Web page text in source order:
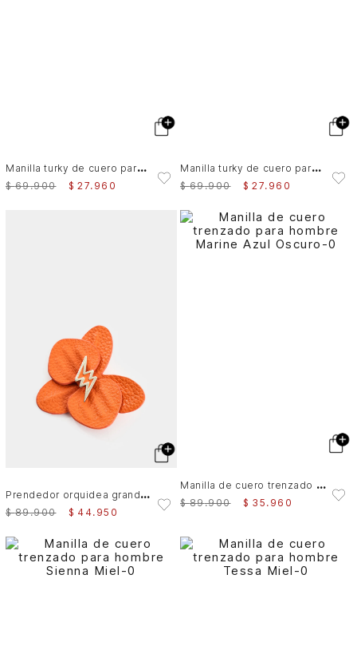
M
anilla turky de cuero para hombre combinada
$ 69.900 $ 27. 960
M
anilla turky de cuero para hombre combinada
$ 69.900 $ 27. 960
P
rendedor orquidea grande en cuero para mujer
$ 89.900 $ 44. 950
M
anilla de cuero trenzado para hombre Marine
$ 89.900 $ 35 . 960